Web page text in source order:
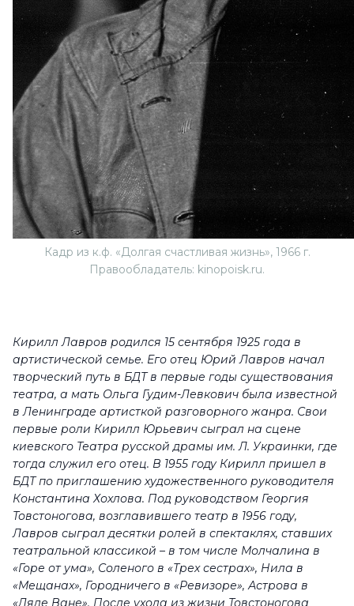
Кадр из к.ф. «Долгая счастливая жизнь», 1966 г.
Правообладатель: kinopoisk.ru.
Кирилл Лавров родился 15 сентября 1925 года в
артистической семье. Его отец Юрий Лавров начал
творческий путь в БДТ в первые годы существования
театра, а мать Ольга Гудим-Левкович была известной
в Ленинграде артисткой разговорного жанра. Свои
первые роли Кирилл Юрьевич сыграл на сцене
киевского Театра русской драмы им. Л. Украинки, где
тогда служил его отец. В 1955 году Кирилл пришел в
БДТ по приглашению художественного руководителя
Константина Хохлова. Под руководством Георгия
Товстоногова, возглавившего театр в 1956 году,
Лавров сыграл десятки ролей в спектаклях, ставших
театральной классикой – в том числе Молчалина в
«Горе от ума», Соленого в «Трех сестрах», Нила в
«Мещанах», Городничего в «Ревизоре», Астрова в
«Дяде Ване». После ухода из жизни Товстоногова